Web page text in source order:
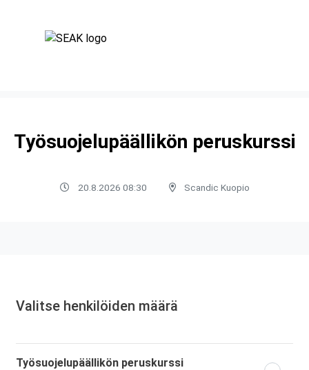
Työsuojelupäällikön peruskurssi
20.8.2026 08:30 Scandic Kuopio
Valitse henkilöiden määrä
Työsuojelupäällikön peruskurssi